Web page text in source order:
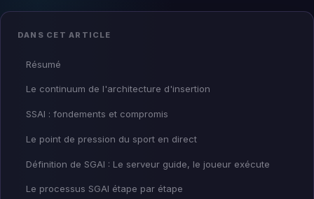
DANS CET ARTICLE
Résumé
Le continuum de l'architecture d'insertion
SSAI : fondements et compromis
Le point de pression du sport en direct
Définition de SGAI : Le serveur guide, le joueur exécute
Le processus SGAI étape par étape